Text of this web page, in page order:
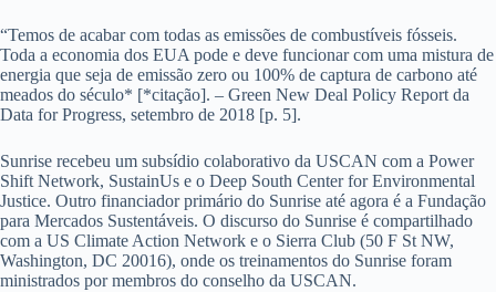
“Temos de acabar com todas as emissões de combustíveis fósseis.
Toda a economia dos EUA pode e deve funcionar com uma mistura de
energia que seja de emissão zero ou 100% de captura de carbono até
meados do século* [*citação]. – Green New Deal Policy Report da
Data for Progress, setembro de 2018 [p. 5].
Sunrise recebeu um subsídio colaborativo da USCAN com a Power
Shift Network, SustainUs e o Deep South Center for Environmental
Justice. Outro financiador primário do Sunrise até agora é a Fundação
para Mercados Sustentáveis. O discurso do Sunrise é compartilhado
com a US Climate Action Network e o Sierra Club (50 F St NW,
Washington, DC 20016), onde os treinamentos do Sunrise foram
ministrados por membros do conselho da USCAN.